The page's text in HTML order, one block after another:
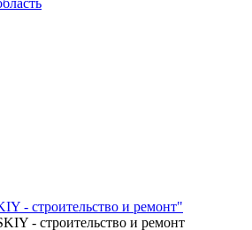
- строительство и ремонт"